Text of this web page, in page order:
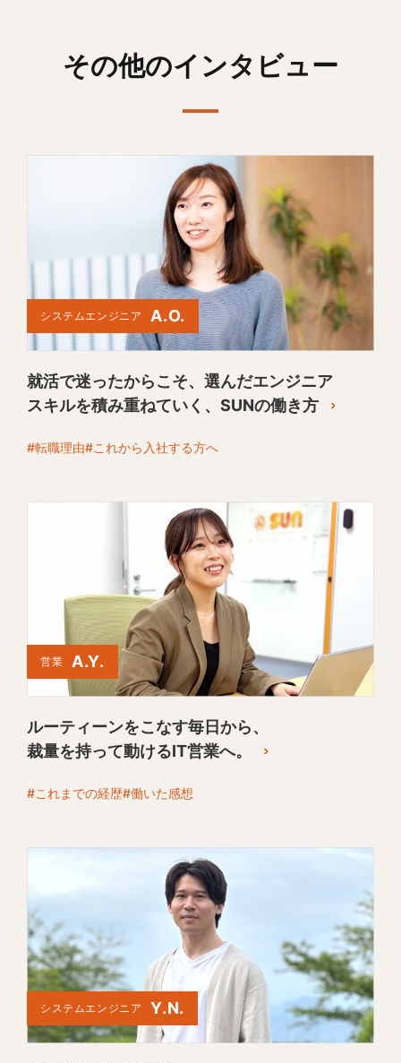
その他のインタビュー
システムエンジニア A.O.
就活で迷ったからこそ、選んだエンジニア
スキルを積み重ねていく、SUNの働き方
#転職理由#これから入社する方へ
営業 A.Y.
ルーティーンをこなす毎日から、
裁量を持って動けるIT営業へ。
#これまでの経歴#働いた感想
システムエンジニア Y.N.